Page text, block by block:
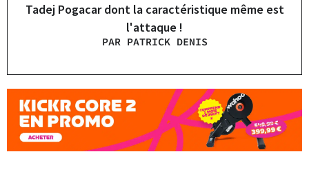
Tadej Pogacar dont la caractéristique même est
l'attaque !
PAR PATRICK DENIS